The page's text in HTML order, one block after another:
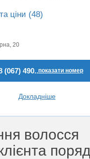
ціни (48)
20
(067) 490..показати номер
Докладніше
волосся
поряд